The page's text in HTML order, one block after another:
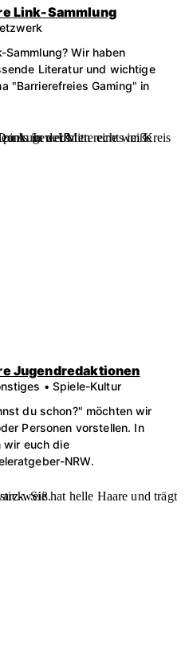
Link-Sammlung
Sammlung? Wir haben
Literatur und wichtige
"Barrierefreies Gaming" in
Jugendredaktionen
• Spiele-Kultur
du schon?" möchten wir
Personen vorstellen. In
wir euch die
NRW.